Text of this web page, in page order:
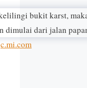
c.mi.com